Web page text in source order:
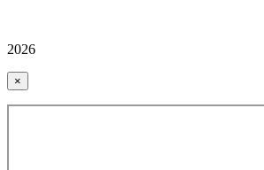
2026
×